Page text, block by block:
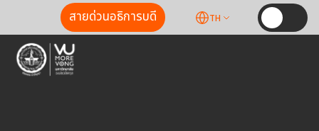
สายด่วนอธิการบดี TH